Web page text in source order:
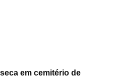
em cemitério de